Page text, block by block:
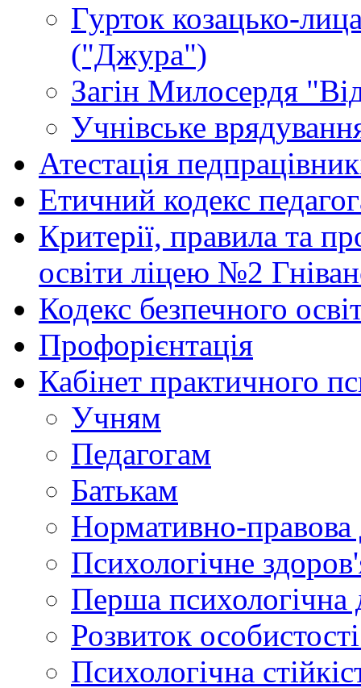
Гурток козацько-
("Джура")
Загін Милосердя
Учнівське
Атестація
Етичний кодекс
Критерії, правила та
освіти ліцею №2
Кодекс безпечного
Профорієнтація
Кабінет практичного
Учням
Педагогам
Батькам
Нормативно-правова
Психологічне
Перша психологічна
Розвиток
Психологічна